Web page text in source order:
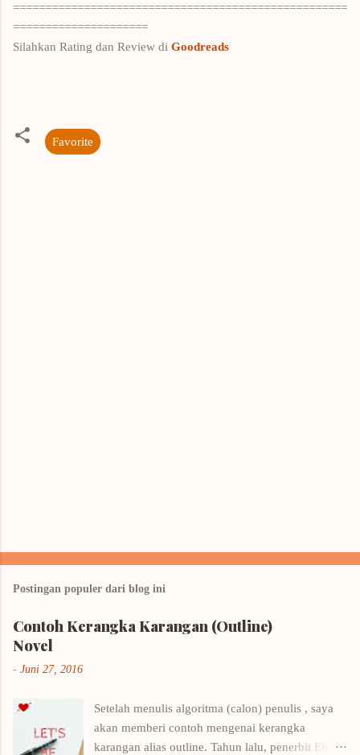
====================================================
=====================
Silahkan Rating dan Review di Goodreads
Favorite
Postingan populer dari blog ini
Contoh Kerangka Karangan (Outline)
Novel
- Juni 27, 2016
Setelah menulis algoritma (calon) penulis , saya
akan memberi contoh mengenai kerangka
karangan alias outline. Tahun lalu, penerbit Elex